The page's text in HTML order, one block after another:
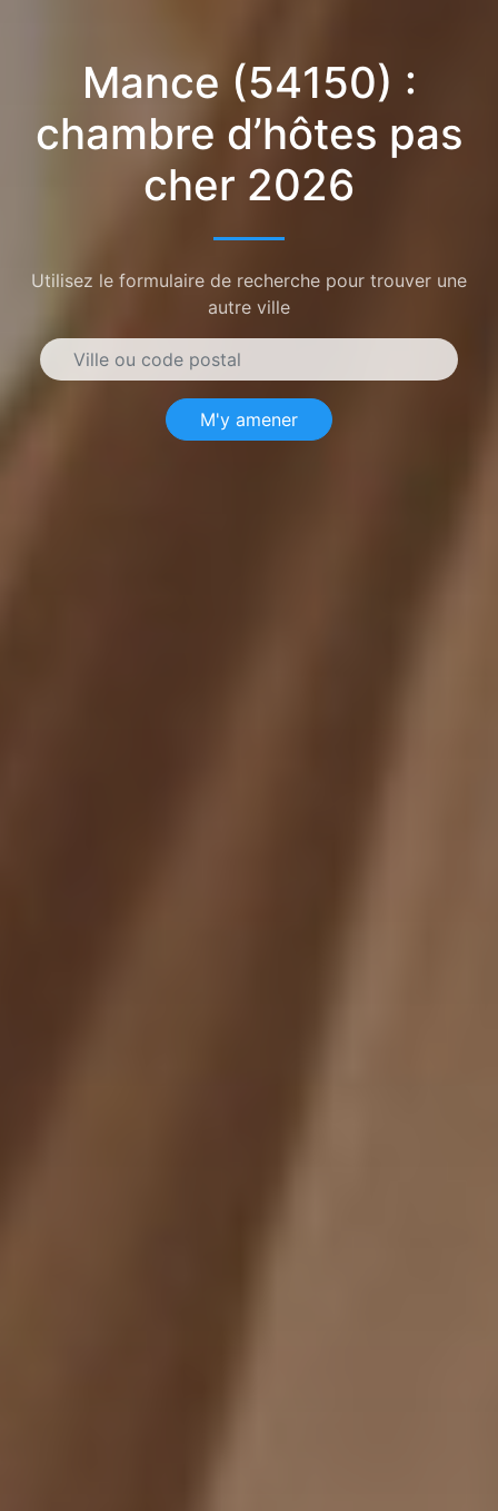
Mance (54150) :
chambre d’hôtes pas
cher 2026
Utilisez le formulaire de recherche pour trouver une
autre ville
M'y amener